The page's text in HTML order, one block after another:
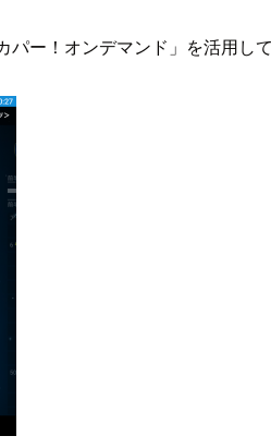
ー！オンデマンド」を活用